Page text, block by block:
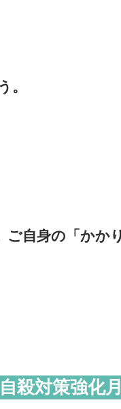
。
自身の「かか
殺対策強化